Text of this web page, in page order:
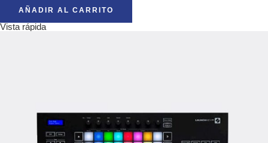
AÑADIR AL CARRITO
Vista rápida